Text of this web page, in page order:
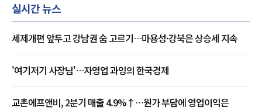
실시간 뉴스
세제개편 앞두고 강남권 숨 고르기…마용성·강북은 상승세 지속
'여기저기 사장님'…자영업 과잉의 한국경제
교촌에프앤비, 2분기 매출 4.9%↑…원가 부담에 영업이익은